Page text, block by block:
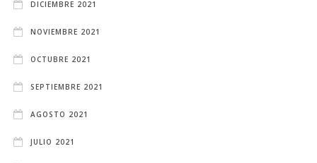
DICIEMBRE 2021
NOVIEMBRE 2021
OCTUBRE 2021
SEPTIEMBRE 2021
AGOSTO 2021
JULIO 2021